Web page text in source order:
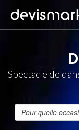
Spectacle de